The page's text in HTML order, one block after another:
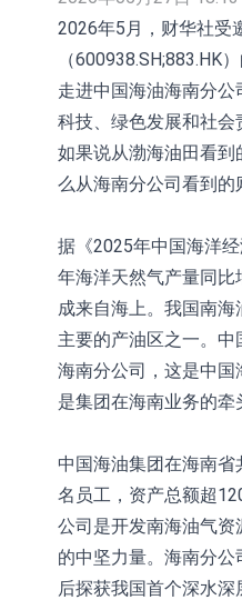
控股
【異動股
股份
【異動股】
【異動股】
基因
「X-Day」
制度》
【異動股】
問
飾
2026年5月，财华社受
（600938.SH;883.HK
走进中国海油海南分
科技、绿色发展和社会
如果说从渤海油田看
么从海南分公司看到的
据《2025年中国海洋
年海洋天然气产量同比
成来自海上。我国南
主要的产油区之一。
海南分公司，这是中
是集团在海南业务的牵
中国海油集团在海南
名员工，资产总额超
公司是开发南海油气
的中坚力量。海南分
后探获我国首个深水